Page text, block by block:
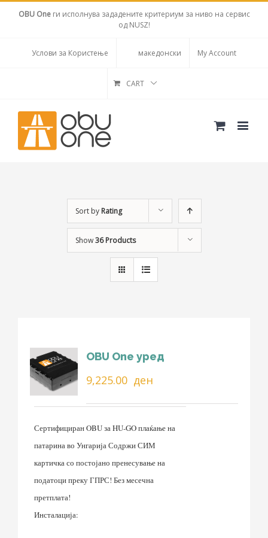
OBU Oneги исполнува зададените критериум за ниво на сервис
од NUSZ!
Услови за Користење македонски My Account
CART
Sort by Rating
Show36 Products
OBU One уред
9,225.00 ден
Сертифициран OBU за HU-GO плаќање на
патарина во Унгарија Содржи СИМ
картичка со постојано пренесување на
податоци преку ГПРС! Без месечна
претплата!
Инсталација: